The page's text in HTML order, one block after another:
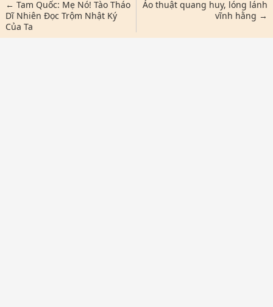
← Tam Quốc: Mẹ Nó! Tào Tháo
Dĩ Nhiên Đọc Trộm Nhật Ký
Của Ta
Áo thuật quang huy, lóng lánh
vĩnh hằng →